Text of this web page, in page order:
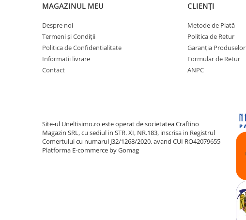
Utilaje sapat si prasit
Afanatoare
Freze de pamant
Piese schimb Tractoare
Cosire si tocare vegetatie
Tocatoare de vegetatie
MAGAZINUL MEU
Despre noi
Termeni și Condiții
Politica de Confidentialitate
Informatii livrare
Contact
CLIENȚI
Metode de Plată
Politica de Retur
Garanția Produselor
Formular de Retur
ANPC
Site-ul Uneltisimo.ro este operat de societatea Craftino
Magazin SRL, cu sediul in STR. XI, NR.183, inscrisa in Registrul
Comertului cu numarul J32/1268/2020, avand CUI RO42079655
Platforma E-commerce by Gomag